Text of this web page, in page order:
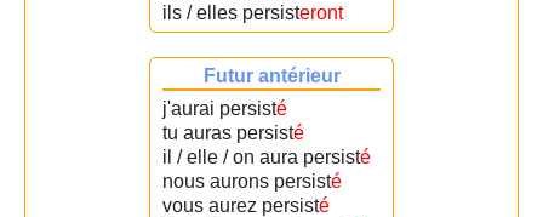
ils / elles persisteront
Futur antérieur
j'aurai persisté
tu auras persisté
il / elle / on aura persisté
nous aurons persisté
vous aurez persisté